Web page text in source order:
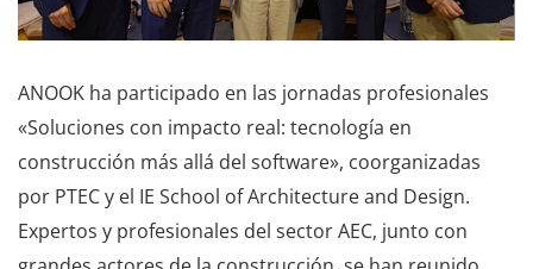
ANOOK ha participado en las jornadas profesionales
«Soluciones con impacto real: tecnología en
construcción más allá del software», coorganizadas
por PTEC y el IE School of Architecture and Design.
Expertos y profesionales del sector AEC, junto con